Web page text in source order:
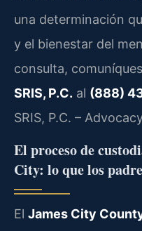
una determinación
y el bienestar del
consulta,
SRIS, P.C. al (888)
SRIS, P.C. –
El proceso de
City: lo que los
El James City